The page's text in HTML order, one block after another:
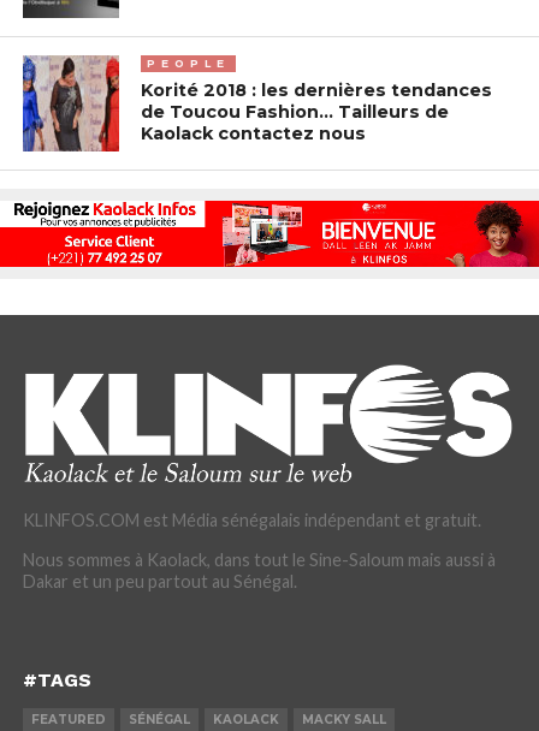
PEOPLE
Korité 2018 : les dernières tendances
de Toucou Fashion… Tailleurs de
Kaolack contactez nous
KLINFOS.COM est Média sénégalais indépendant et gratuit.
Nous sommes à Kaolack, dans tout le Sine-Saloum mais aussi à
Dakar et un peu partout au Sénégal.
#TAGS
FEATURED SÉNÉGAL KAOLACK
MACKY SALL